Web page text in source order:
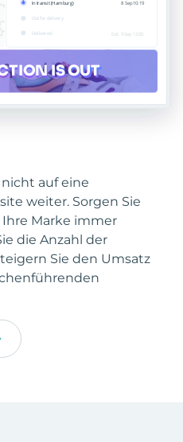
auf eine
weiter. Sorgen Sie
Marke immer
die Anzahl der
Sie den Umsatz